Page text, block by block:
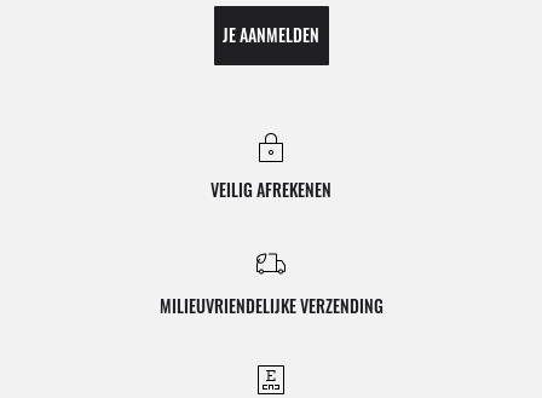
JE AANMELDEN
VEILIG AFREKENEN
MILIEUVRIENDELIJKE VERZENDING